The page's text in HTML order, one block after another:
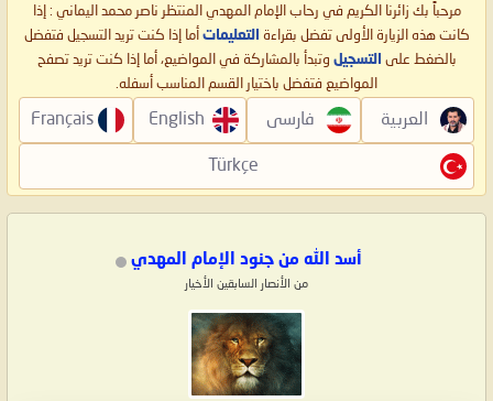
مرحباً بك زائرنا الكريم في رحاب الإمام المهدي المنتظر ناصر محمد اليماني : إذا
كانت هذه الزيارة الأولى تفضل بقراءة التعليمات أما إذا كنت تريد التسجيل فتفضل
بالضغط على التسجيل وتبدأ بالمشاركة في المواضيع، أما إذا كنت تريد تصفح
المواضيع فتفضل باختيار القسم المناسب أسفله.
العربية فارسی English
Français
Türkçe
أسد الله من جنود الإمام المهدي
من الأنصار السابقين الأخيار